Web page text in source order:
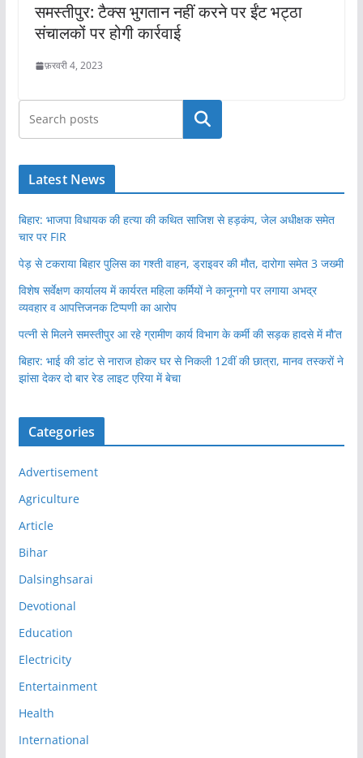
समस्तीपुर: टैक्स भुगतान नहीं करने पर ईंट भट्ठा
संचालकों पर होगी कार्रवाई
फ़रवरी 4, 2023
खोजें
Latest News
बिहार: भाजपा विधायक की हत्या की कथित साजिश से हड़कंप, जेल अधीक्षक समेत
चार पर FIR
पेड़ से टकराया बिहार पुलिस का गश्ती वाहन, ड्राइवर की मौत, दारोगा समेत 3 जख्मी
विशेष सर्वेक्षण कार्यालय में कार्यरत महिला कर्मियों ने कानूनगो पर लगाया अभद्र
व्यवहार व आपत्तिजनक टिप्पणी का आरोप
पत्नी से मिलने समस्तीपुर आ रहे ग्रामीण कार्य विभाग के कर्मी की सड़क हादसे में मौ’त
बिहार: भाई की डांट से नाराज होकर घर से निकली 12वीं की छात्रा, मानव तस्करों ने
झांसा देकर दो बार रेड लाइट एरिया में बेचा
Categories
Advertisement
Agriculture
Article
Bihar
Dalsinghsarai
Devotional
Education
Electricity
Entertainment
Health
International